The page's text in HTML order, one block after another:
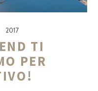
2017
TI
PER